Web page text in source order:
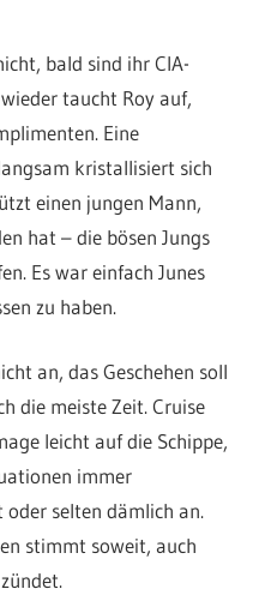
bald sind ihr CIA-
taucht Roy auf,
Eine
kristallisiert sich
einen jungen Mann,
hat – die bösen Jungs
Es war einfach Junes
zu haben.
an, das Geschehen soll
die meiste Zeit. Cruise
leicht auf die Schippe,
immer
oder selten dämlich an.
stimmt soweit, auch